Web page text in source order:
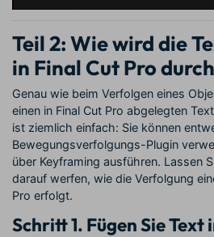
Teil 2: Wie wird die
in Final Cut Pro
Genau wie beim Verfolgen eines
einen in Final Cut Pro abgelegten
ist ziemlich einfach: Sie können
Bewegungsverfolgungs-Plugin
über Keyframing ausführen. Lassen
darauf werfen, wie die Verfolgung
Pro erfolgt.
Schritt 1. Fügen Sie Text